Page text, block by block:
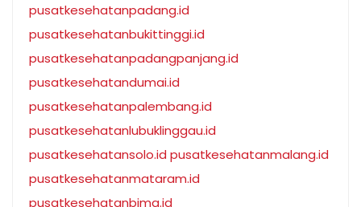
pusatkesehatanpadang.id
pusatkesehatanbukittinggi.id
pusatkesehatanpadangpanjang.id
pusatkesehatandumai.id
pusatkesehatanpalembang.id
pusatkesehatanlubuklinggau.id
pusatkesehatansolo.id pusatkesehatanmalang.id
pusatkesehatanmataram.id
pusatkesehatanbima.id